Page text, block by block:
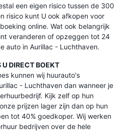
een eigen risico tussen de 300
risico kunt U ook afkopen voor
online. Wat ook belangrijk
veranderen of opzeggen tot 24
auto in Aurillac - Luchthaven.
U DIRECT BOEKT
kunnen wij huurauto's
- Luchthaven dan wanneer je
Kijk zelf op hun
prijzen lager zijn dan op hun
tot 40% goedkoper. Wij werken
bedrijven over de hele